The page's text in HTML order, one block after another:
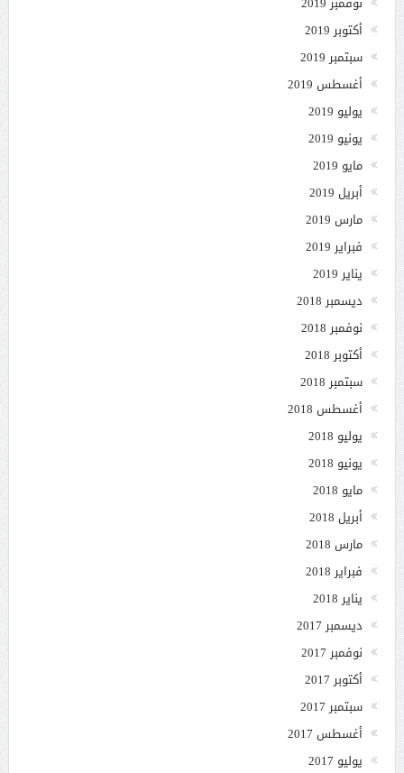
أكتوبر 2019
سبتمبر 2019
أغسطس 2019
يوليو 2019
يونيو 2019
مايو 2019
أبريل 2019
مارس 2019
فبراير 2019
يناير 2019
ديسمبر 2018
نوفمبر 2018
أكتوبر 2018
سبتمبر 2018
أغسطس 2018
يوليو 2018
يونيو 2018
مايو 2018
أبريل 2018
مارس 2018
فبراير 2018
يناير 2018
ديسمبر 2017
نوفمبر 2017
أكتوبر 2017
سبتمبر 2017
أغسطس 2017
يوليو 2017